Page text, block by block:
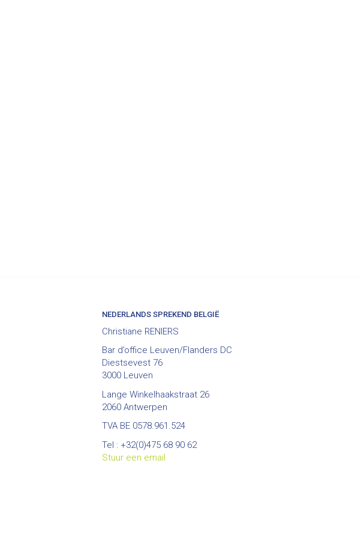
NEDERLANDS SPREKEND BELGIË
Christiane RENIERS
Bar d’office Leuven/Flanders DC
Diestsevest 76
3000 Leuven
Lange Winkelhaakstraat 26
2060 Antwerpen
TVA BE 0578.961.524
Tel : +32(0)475 68 90 62
Stuur een email